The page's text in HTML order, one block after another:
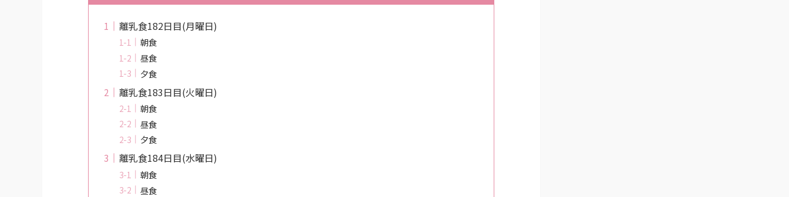
離乳食182日目(月曜日)
朝食
昼食
夕食
離乳食183日目(火曜日)
朝食
昼食
夕食
離乳食184日目(水曜日)
朝食
昼食